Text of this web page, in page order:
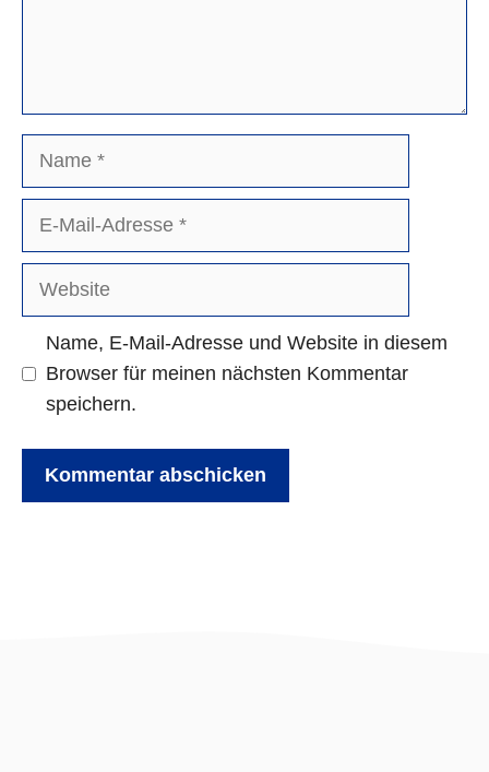
Name
Website
Name, E-Mail-Adresse und Website in diesem
Browser für meinen nächsten Kommentar
speichern.